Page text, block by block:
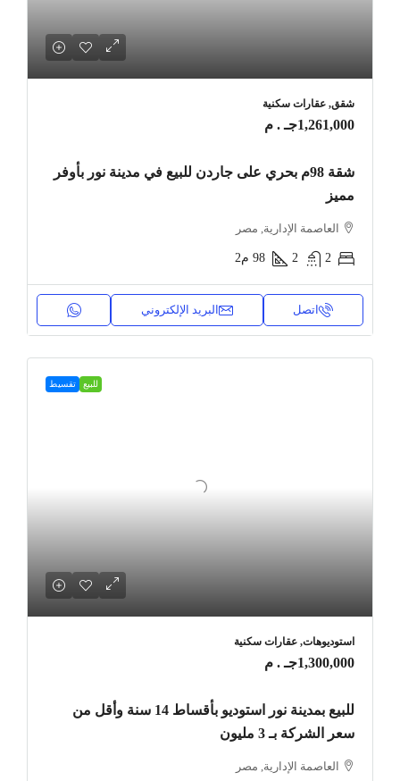
شقق, عقارات سكنية
1,261,000جـ . م
شقة 98م بحري على جاردن للبيع في مدينة نور بأوفر
مميز
العاصمة الإدارية, مصر
2
2
98 م2
اتصل البريد الإلكتروني
للبيع تقسيط
استوديوهات, عقارات سكنية
1,300,000جـ . م
للبيع بمدينة نور استوديو بأقساط 14 سنة وأقل من
سعر الشركة بـ 3 مليون
العاصمة الإدارية, مصر